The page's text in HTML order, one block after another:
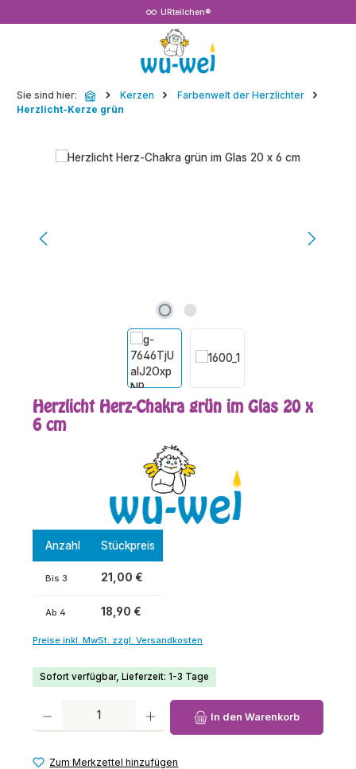
URteilchen®
Sie sind hier: Kerzen
Farbenwelt der Herzlichter
Herzlicht-Kerze grün
Bildergalerie überspringen
Herzlicht Herz-Chakra grün im Glas 20 x
6 cm
Anzahl Stückpreis
Bis 3 21,00 €
Ab 4 18,90 €
Preise inkl. MwSt. zzgl. Versandkosten
Sofort verfügbar, Lieferzeit: 1-3 Tage
Produkt Anzahl: Gib den gewünschten Wert ein oder benutze die
In den Warenkorb
Zum Merkzettel hinzufügen